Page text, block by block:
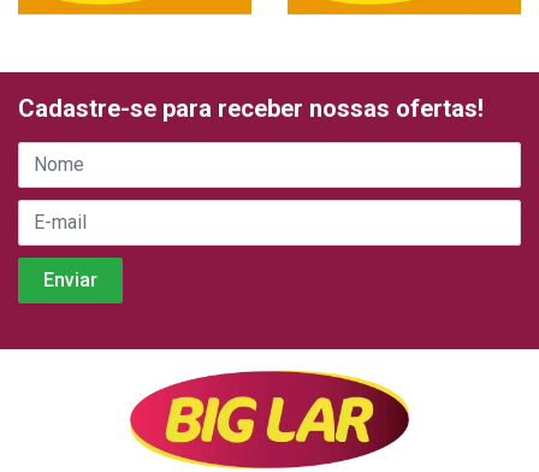
Cadastre-se para receber nossas ofertas!